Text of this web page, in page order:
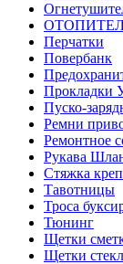
Перчатки
Повербанк
Прокладки
Пуско-
Ремни
Ремонтное
Рукава
Стяжка
Тавотницы
Троса
Тюнинг
Щетки
Щетки